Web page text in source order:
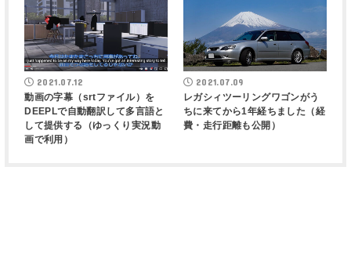
2021.07.12
動画の字幕（srtファイル）を
DEEPLで自動翻訳して多言語と
して提供する（ゆっくり実況動
画で利用）
2021.07.09
レガシィツーリングワゴンがう
ちに来てから1年経ちました（経
費・走行距離も公開）